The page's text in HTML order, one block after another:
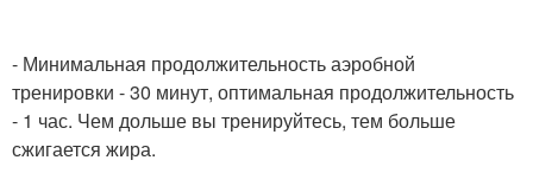
- Минимальная продолжительность аэробной
тренировки - 30 минут, оптимальная продолжительность
- 1 час. Чем дольше вы тренируйтесь, тем больше
сжигается жира.